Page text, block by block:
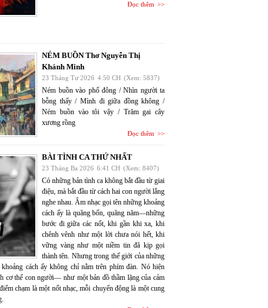
Đọc thêm
NÉM BUỒN Thơ Nguyễn Thị
Khánh Minh
23 Tháng Tư 2026 4:50 CH (Xem: 5837)
Ném buồn vào phố đông / Nhìn người ta
bỗng thấy / Mình đi giữa đồng không /
Ném buồn vào tôi vậy / Trăm gai cây
xương rồng
Đọc thêm
BÀI TÌNH CA THỨ NHẤT
23 Tháng Ba 2026 6:41 CH (Xem: 8407)
Có những bản tình ca không bắt đầu từ giai
điệu, mà bắt đầu từ cách hai con người lắng
nghe nhau. Âm nhạc gọi tên những khoảng
cách ấy là quãng bốn, quãng năm—những
bước đi giữa các nốt, khi gần khi xa, khi
chênh vênh như một lời chưa nói hết, khi
vững vàng như một niềm tin đã kịp gọi
thành tên. Nhưng trong thế giới của những
cách ấy không chỉ nằm trên phím đàn. Nó hiện
cơ thể con người— như một bản đồ thầm lặng của cảm
chạm là một nốt nhạc, mỗi chuyển động là một cung